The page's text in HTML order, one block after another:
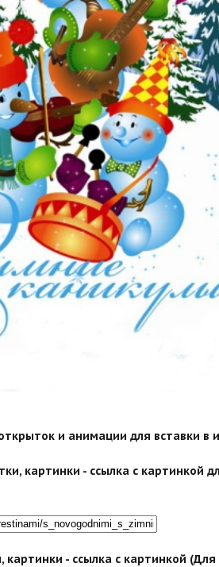
и анимации для вставки в
картинки - ссылка с картинкой
картинки - ссылка с картинкой